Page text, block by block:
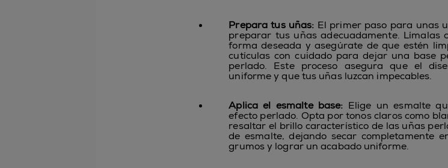
Prepara tus uñas: El primer paso para unas
preparar tus uñas adecuadamente. Límalas
forma deseada y asegúrate de que estén
cutículas con cuidado para dejar una base
perlado. Este proceso asegura que el
uniforme y que tus uñas luzcan impecables.
Aplica el esmalte base: Elige un esmalte
efecto perlado. Opta por tonos claros como
resaltar el brillo característico de las uñas
de esmalte, dejando secar completamente
grumos y lograr un acabado uniforme.